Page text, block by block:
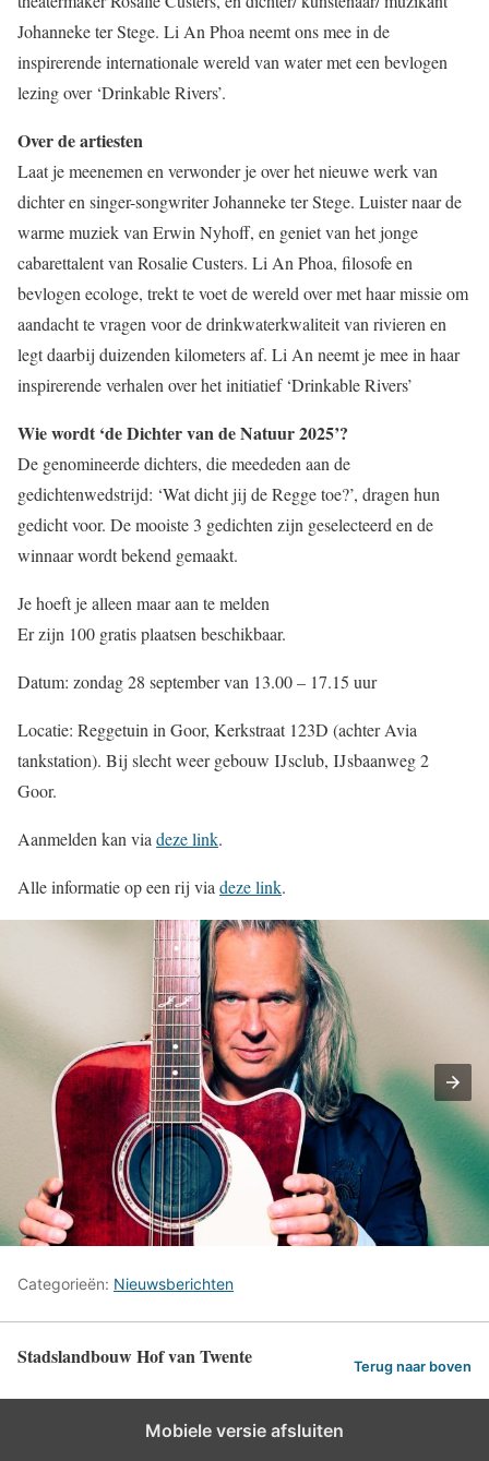
Johanneke ter Stege. Li An Phoa neemt ons mee in de
inspirerende internationale wereld van water met een bevlogen
lezing over ‘Drinkable Rivers’.
Over de artiesten
Laat je meenemen en verwonder je over het nieuwe werk van
dichter en singer-songwriter Johanneke ter Stege. Luister naar de
warme muziek van Erwin Nyhoff, en geniet van het jonge
cabarettalent van Rosalie Custers. Li An Phoa, filosofe en
bevlogen ecologe, trekt te voet de wereld over met haar missie om
aandacht te vragen voor de drinkwaterkwaliteit van rivieren en
legt daarbij duizenden kilometers af. Li An neemt je mee in haar
inspirerende verhalen over het initiatief ‘Drinkable Rivers’
Wie wordt ‘de Dichter van de Natuur 2025’?
De genomineerde dichters, die meededen aan de
gedichtenwedstrijd: ‘Wat dicht jij de Regge toe?’, dragen hun
gedicht voor. De mooiste 3 gedichten zijn geselecteerd en de
winnaar wordt bekend gemaakt.
Je hoeft je alleen maar aan te melden
Er zijn 100 gratis plaatsen beschikbaar.
Datum: zondag 28 september van 13.00 – 17.15 uur
Locatie: Reggetuin in Goor, Kerkstraat 123D (achter Avia
tankstation). Bij slecht weer gebouw IJsclub, IJsbaanweg 2
Goor.
Aanmelden kan via deze link.
Alle informatie op een rij via deze link.
Categorieën: Nieuwsberichten
Stadslandbouw Hof van Twente Terug naar boven
Mobiele versie afsluiten